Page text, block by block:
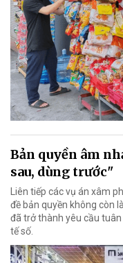
Bản quyền âm
sau, dùng trước"
Liên tiếp các vụ án xâm
đề bản quyền không còn
đã trở thành yêu cầu
tế số.